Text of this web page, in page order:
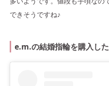
できそうですね♪
e.m.の結婚指輪を購入し